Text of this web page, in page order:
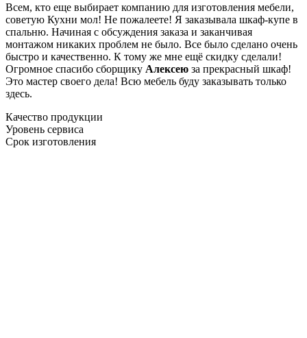
Всем, кто еще выбирает компанию для изготовления мебели,
советую Кухни мол! Не пожалеете! Я заказывала шкаф-купе в
спальню. Начиная с обсуждения заказа и заканчивая
монтажом никаких проблем не было. Все было сделано очень
быстро и качественно. К тому же мне ещё скидку сделали!
Огромное спасибо сборщику Алексею за прекрасный шкаф!
Это мастер своего дела! Всю мебель буду заказывать только
здесь.
Качество продукции
Уровень сервиса
Срок изготовления